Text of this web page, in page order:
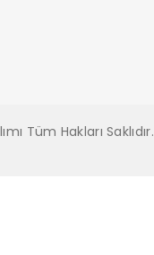
Tüm Hakları Saklıdır.